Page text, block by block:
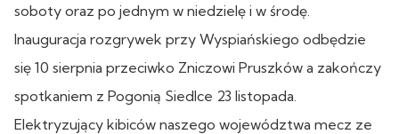
soboty oraz po jednym w niedzielę i w środę.
Inauguracja rozgrywek przy Wyspiańskiego odbędzie
się 10 sierpnia przeciwko Zniczowi Pruszków a zakończy
spotkaniem z Pogonią Siedlce 23 listopada.
Elektryzujący kibiców naszego województwa mecz ze